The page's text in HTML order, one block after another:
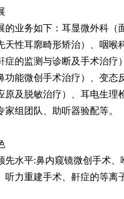
业务如下：耳显微外科（
天性耳廓畸形矫治）、咽喉
症的监测与诊断及手术治疗
功能微创手术治疗）、变态
原及脱敏治疗）、耳电生理
家组团队、助听器验配等。
水平:鼻内窥镜微创手术、
听力重建手术、鼾症的等离